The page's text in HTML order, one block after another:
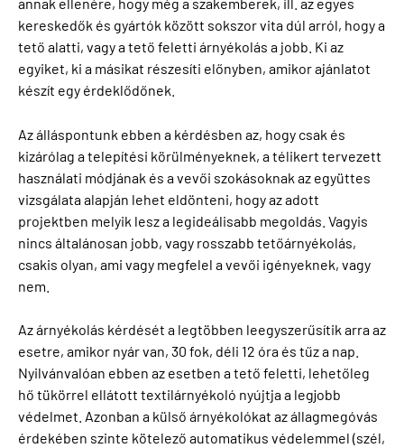
kereskedők és gyártók között sokszor vita dúl arról, hogy a
tető alatti, vagy a tető feletti árnyékolás a jobb. Ki az
egyiket, ki a másikat részesíti előnyben, amikor ajánlatot
készít egy érdeklődőnek.
Az álláspontunk ebben a kérdésben az, hogy csak és
kizárólag a telepítési körülményeknek, a télikert tervezett
használati módjának és a vevői szokásoknak az együttes
vizsgálata alapján lehet eldönteni, hogy az adott
projektben melyik lesz a legideálisabb megoldás. Vagyis
nincs általánosan jobb, vagy rosszabb tetőárnyékolás,
csakis olyan, ami vagy megfelel a vevői igényeknek, vagy
nem.
Az árnyékolás kérdését a legtöbben leegyszerűsítik arra az
esetre, amikor nyár van, 30 fok, déli 12 óra és tűz a nap.
Nyilvánvalóan ebben az esetben a tető feletti, lehetőleg
hő tükörrel ellátott textilárnyékoló nyújtja a legjobb
védelmet. Azonban a külső árnyékolókat az állagmegóvás
érdekében szinte kötelező automatikus védelemmel (szél,